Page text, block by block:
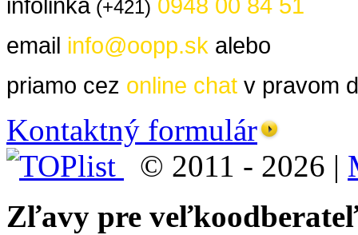
(+421)
email info@oopp.sk alebo
priamo cez online chat v pravom
Kontaktný formulár
© 2011 - 2026 |
Zľavy pre